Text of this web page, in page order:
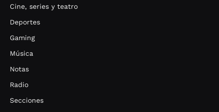
Cine, series y teatro
Deportes
Gaming
Música
Notas
Radio
Secciones